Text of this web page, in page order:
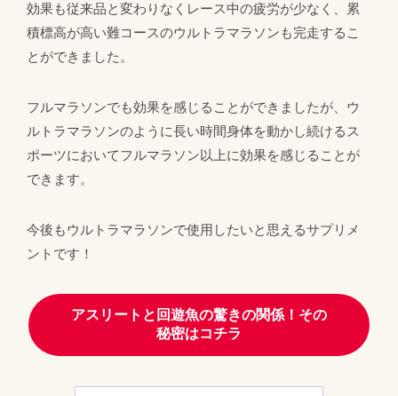
効果も従来品と変わりなくレース中の疲労が少なく、累
積標高が高い難コースのウルトラマラソンも完走するこ
とができました。
フルマラソンでも効果を感じることができましたが、ウ
ルトラマラソンのように長い時間身体を動かし続けるス
ポーツにおいてフルマラソン以上に効果を感じることが
できます。
今後もウルトラマラソンで使用したいと思えるサプリメ
ントです！
アスリートと回遊魚の驚きの関係！その
秘密はコチラ